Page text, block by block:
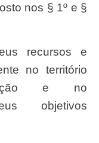
nos § 1º e §
no território
e no
objetivos